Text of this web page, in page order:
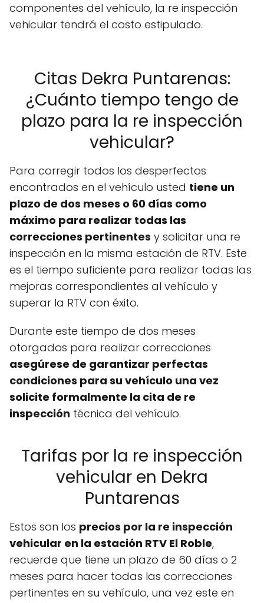
componentes del vehículo, la re inspección
vehicular tendrá el costo estipulado.
Citas Dekra Puntarenas:
¿Cuánto tiempo tengo de
plazo para la re inspección
vehicular?
Para corregir todos los desperfectos
encontrados en el vehículo usted tiene un
plazo de dos meses o 60 días como
máximo para realizar todas las
correcciones pertinentes y solicitar una re
inspección en la misma estación de RTV. Este
es el tiempo suficiente para realizar todas las
mejoras correspondientes al vehículo y
superar la RTV con éxito.
Durante este tiempo de dos meses
otorgados para realizar correcciones
asegúrese de garantizar perfectas
condiciones para su vehículo una vez
solicite formalmente la cita de re
inspección técnica del vehículo.
Tarifas por la re inspección
vehicular en Dekra
Puntarenas
Estos son los precios por la re inspección
vehicular en la estación RTV El Roble,
recuerde que tiene un plazo de 60 días o 2
meses para hacer todas las correcciones
pertinentes en su vehículo, una vez este en